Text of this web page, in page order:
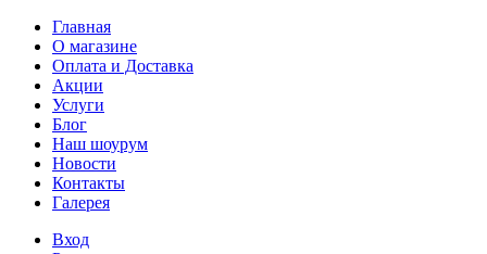
Главная
О магазине
Оплата и Доставка
Акции
Услуги
Блог
Наш шоурум
Новости
Контакты
Галерея
Вход